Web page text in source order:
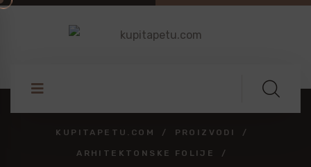
KUPITAPETU.COM PROIZVODI
ARHITEKTONSKE FOLIJE